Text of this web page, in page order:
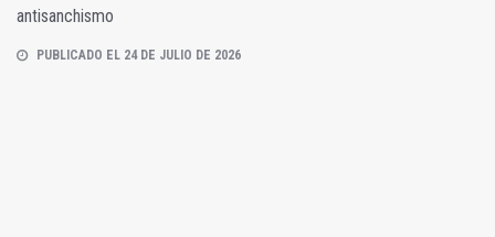
antisanchismo
PUBLICADO EL 24 DE JULIO DE 2026